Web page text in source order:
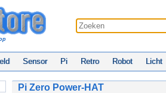
Sensor Pi Retro Robot Licht
Pi Zero Power-HAT